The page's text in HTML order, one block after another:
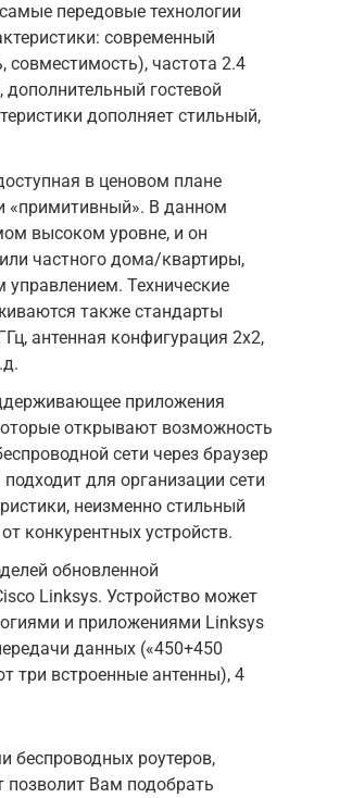
передовые технологии
современный
совместимость), частота 2.4
гостевой
дополняет стильный,
в ценовом плане
«примитивный». В данном
высоком уровне, и он
частного дома/квартиры,
управлением. Технические
также стандарты
антенная конфигурация 2х2,
приложения
открывают возможность
сети через браузер
для организации сети
неизменно стильный
конкурентных устройств.
обновленной
Linksys. Устройство может
и приложениями Linksys
данных («450+450
три встроенные антенны), 4
беспроводных роутеров,
позволит Вам подобрать